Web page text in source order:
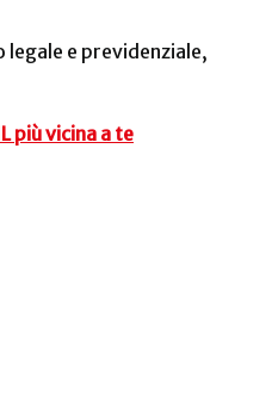
e previdenziale,
più vicina a te